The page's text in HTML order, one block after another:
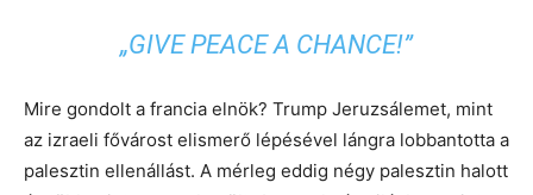
„GIVE PEACE A CHANCE!”
Mire gondolt a francia elnök? Trump Jeruzsálemet, mint
az izraeli fővárost elismerő lépésével lángra lobbantotta a
palesztin ellenállást. A mérleg eddig négy palesztin halott